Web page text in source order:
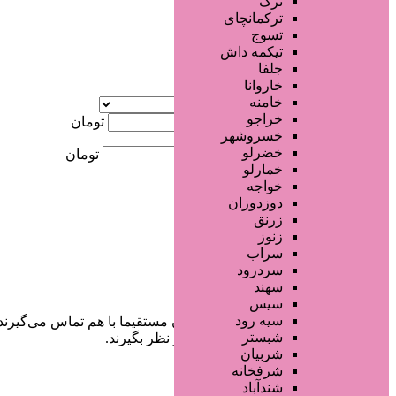
ترکمانچای
تسوج
تیکمه داش
جلفا
خاروانا
خامنه
خراجو
خسروشهر
خضرلو
خمارلو
خواجه
دوزدوزان
زرنق
زنوز
سراب
سردرود
سهند
سیس
سیه رود
شبستر
شربیان
شرفخانه
شندآباد
آگهی ویژه
کمترین قیمت
تومان
بیشترین قیمت تومان
در سایت تبلیغاتی مرکز زیبایی کاربران مستقیما با هم تماس
خودشان جنبه‌های مختلف امنیتی را در نظر بگیرند.